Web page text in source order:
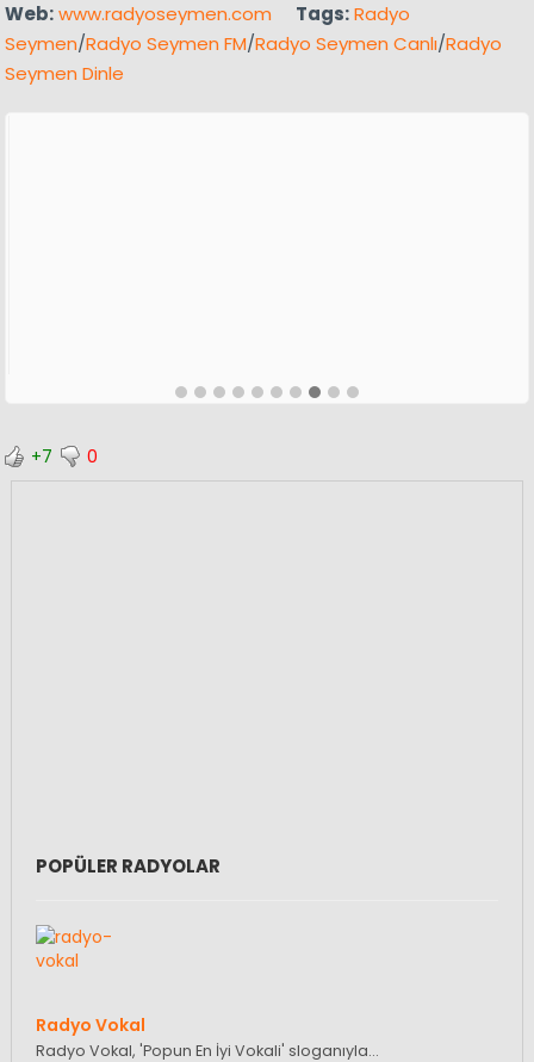
Web:www.radyoseymen.com Tags:Radyo
Seymen/Radyo Seymen FM/Radyo Seymen Canlı/Radyo
Seymen Dinle
+7 0
POPÜLER RADYOLAR
Radyo Vokal
Radyo Vokal, 'Popun En İyi Vokali' sloganıyla…